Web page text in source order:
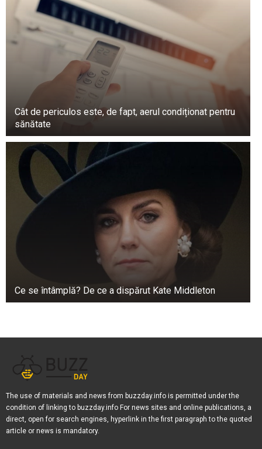
Cât de periculos este, de fapt, aerul condiționat pentru
sănătate
Ce se întâmplă? De ce a dispărut Kate Middleton
The use of materials and news from buzzday.info is permitted under the
condition of linking to buzzday.info For news sites and online publications, a
direct, open for search engines, hyperlink in the first paragraph to the quoted
article or news is mandatory.